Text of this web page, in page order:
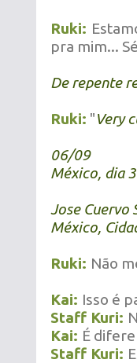
Ruki:
pra mim...
De repente
Ruki: "Very
06/09
México, dia 3
Jose Cuervo
México,
Ruki: Não
Kai: Isso é
Staff Kuri:
Kai: É
Staff Kuri: